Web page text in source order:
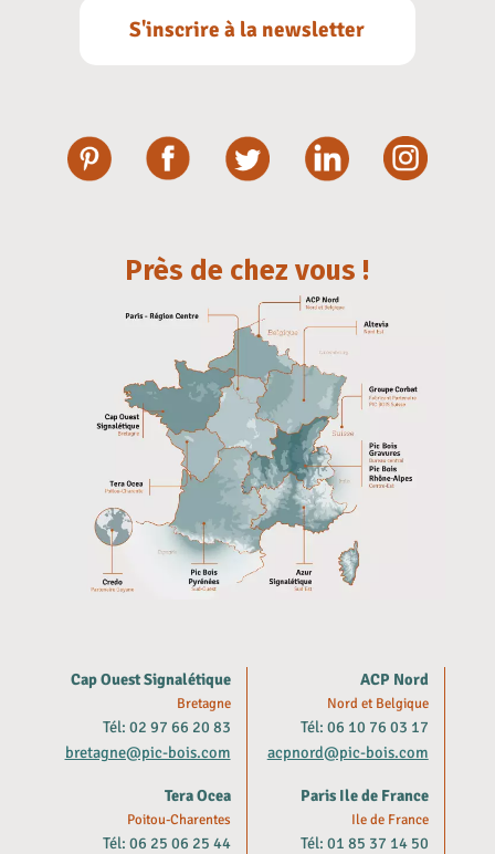
S'inscrire à la newsletter
Près de chez vous !
Cap Ouest Signalétique
Bretagne
Tél: 02 97 66 20 83
bretagne@pic-bois.com
Tera Ocea
Poitou-Charentes
Tél: 06 25 06 25 44
ACP Nord
Nord et Belgique
Tél: 06 10 76 03 17
acpnord@pic-bois.com
Paris Ile de France
Ile de France
Tél: 01 85 37 14 50